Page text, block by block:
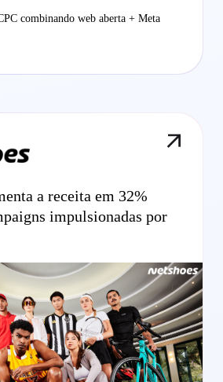
combinando web aberta + Meta
a receita em 32%
impulsionadas por